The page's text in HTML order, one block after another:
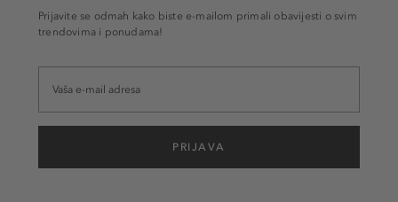
Prijavite se odmah kako biste e-mailom primali obavijesti o svim
trendovima i ponudama!
PRIJAVA